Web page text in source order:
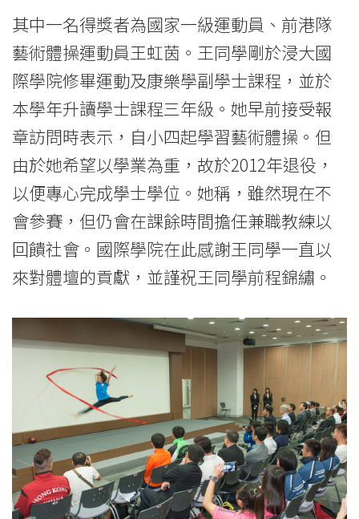
息
國
際
學
院
香
浸
學
其中一名得獎者為國家一級運動員、前港隊
藝術體操運動員王虹茵。王同學剛於浸大國
際學院修畢運動及康樂學副學士課程，並於
本學年升讀學士課程三年級。她早前接受報
章訪問時表示，自小四起學習藝術體操。但
由於她希望以學業為重，故於2012年退役，
以便專心完成學士學位。她稱，雖然現在不
會參賽，但仍會在課餘時間擔任兼職教練以
回饋社會。國際學院在此感謝王同學一直以
來對體壇的貢獻，並謹祝王同學前程錦繡。